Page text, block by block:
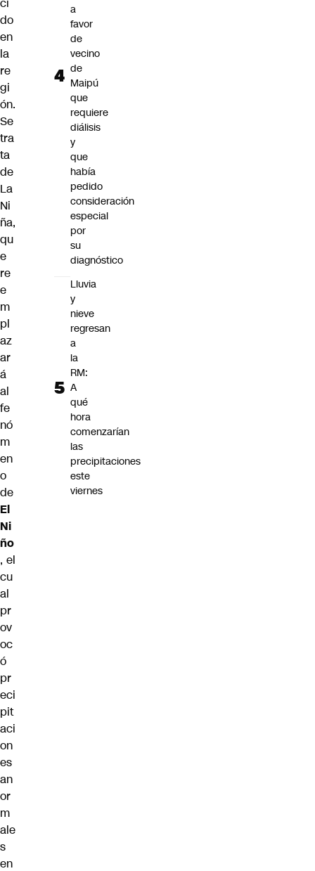
do
en
la
re
gi
ón.
Se
tra
ta
de
La
Ni
ña,
qu
e
re
e
m
pl
az
ar
á
al
fe
nó
m
en
o
de
El
Ni
ño
, el
cu
al
pr
ov
oc
ó
pr
eci
pit
aci
on
es
an
or
m
ale
s
en
a
favor
de
vecino
de
Maipú
que
requiere
diálisis
y
que
había
pedido
consideración
especial
por
su
diagnóstico
Lluvia
y
nieve
regresan
a
la
RM:
A
qué
hora
comenzarían
las
precipitaciones
este
viernes